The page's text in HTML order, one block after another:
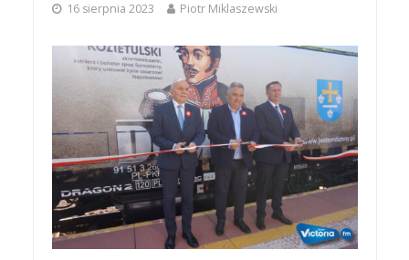
16 sierpnia 2023 Piotr Miklaszewski